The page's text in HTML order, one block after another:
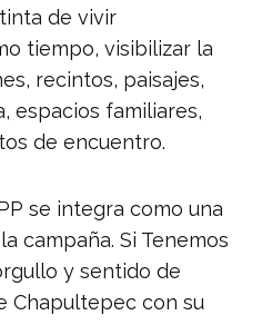
de vivir
tiempo, visibilizar la
recintos, paisajes,
espacios familiares,
de encuentro.
se integra como una
campaña. Si Tenemos
y sentido de
Chapultepec con su